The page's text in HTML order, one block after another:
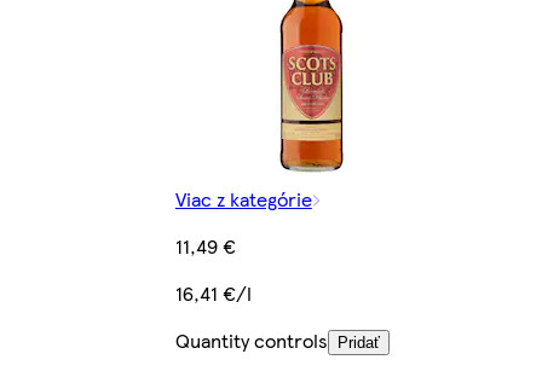
Viac z kategórie
11,49 €
16,41 €/l
Quantity controls
Pridať